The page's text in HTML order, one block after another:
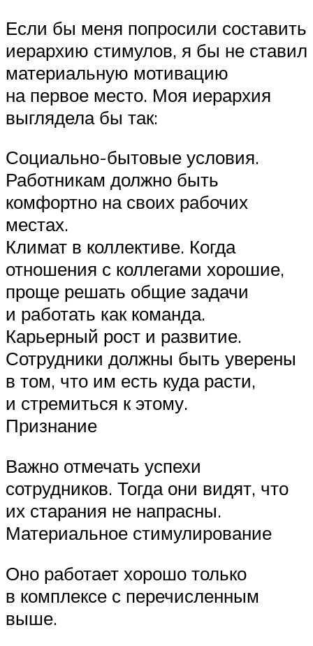
Если бы меня попросили составить
иерархию стимулов, я бы не ставил
материальную мотивацию
на первое место. Моя иерархия
выглядела бы так:
Социально-бытовые условия.
Работникам должно быть
комфортно на своих рабочих
местах.
Климат в коллективе. Когда
отношения с коллегами хорошие,
проще решать общие задачи
и работать как команда.
Карьерный рост и развитие.
Сотрудники должны быть уверены
в том, что им есть куда расти,
и стремиться к этому.
Признание
Важно отмечать успехи
сотрудников. Тогда они видят, что
их старания не напрасны.
Материальное стимулирование
Оно работает хорошо только
в комплексе с перечисленным
выше.